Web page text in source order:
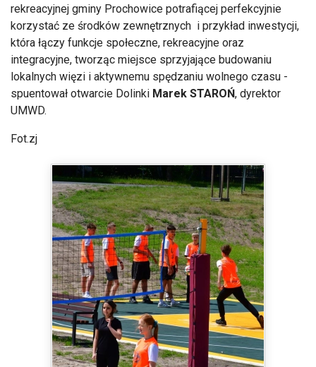
rekreacyjnej gminy Prochowice potrafiącej perfekcyjnie
korzystać ze środków zewnętrznych i przykład inwestycji,
która łączy funkcje społeczne, rekreacyjne oraz
integracyjne, tworząc miejsce sprzyjające budowaniu
lokalnych więzi i aktywnemu spędzaniu wolnego czasu -
spuentował otwarcie Dolinki Marek STAROŃ, dyrektor
UMWD.
Fot.zj